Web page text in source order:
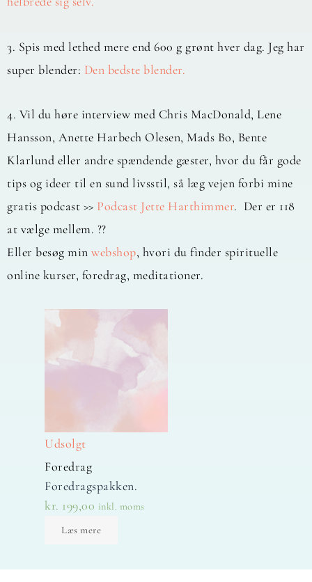
3. Spis med lethed mere end 600 g grønt hver dag. Jeg har
super blender: Den bedste blender.
4. Vil du høre interview med Chris MacDonald, Lene
Hansson, Anette Harbech Olesen, Mads Bo, Bente
Klarlund eller andre spændende gæster, hvor du får gode
tips og ideer til en sund livsstil, så læg vejen forbi mine
gratis podcast >> Podcast Jette Harthimmer. Der er 118
at vælge mellem. ??
Eller besøg min webshop, hvori du finder spirituelle
online kurser, foredrag, meditationer.
Udsolgt
Foredrag
Foredragspakken.
kr. 199,00 inkl. moms
Læs mere